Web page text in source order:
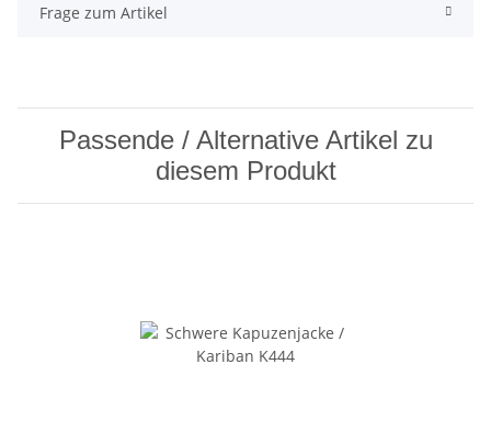
Frage zum Artikel
Passende / Alternative Artikel zu
diesem Produkt